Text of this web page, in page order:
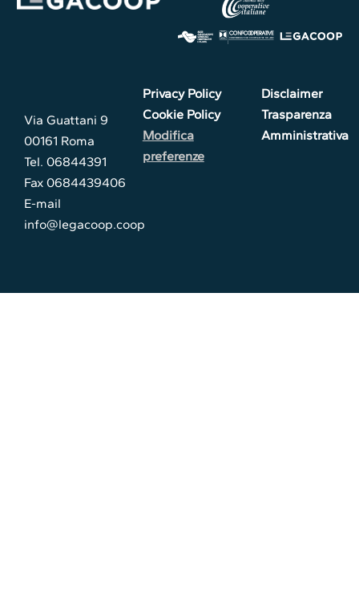
Via Guattani 9
00161 Roma
Tel. 06844391
Fax 0684439406
E-mail
info@legacoop.coop
Privacy Policy
Cookie Policy
Modifica
preferenze
Disclaimer
Trasparenza
Amministrativa